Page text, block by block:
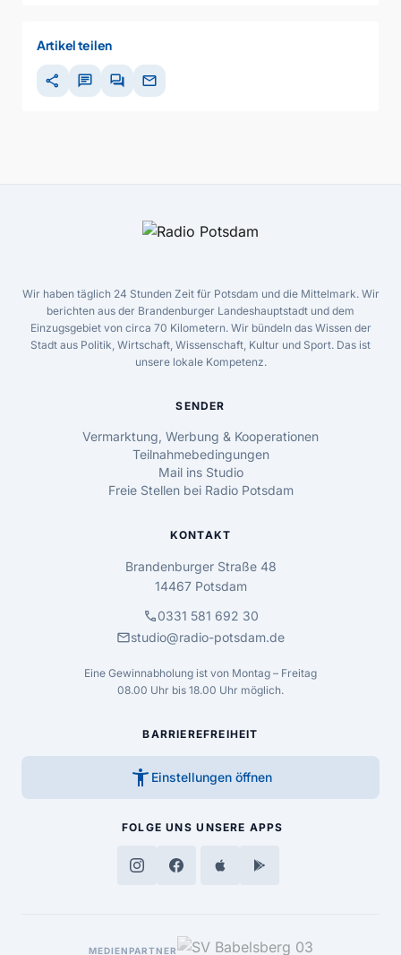
Artikel teilen
share chat forum mail
Wir haben täglich 24 Stunden Zeit für Potsdam und die Mittelmark. Wir
berichten aus der Brandenburger Landeshauptstadt und dem
Einzugsgebiet von circa 70 Kilometern. Wir bündeln das Wissen der
Stadt aus Politik, Wirtschaft, Wissenschaft, Kultur und Sport. Das ist
unsere lokale Kompetenz.
SENDER
Vermarktung, Werbung & Kooperationen
Teilnahmebedingungen
Mail ins Studio
Freie Stellen bei Radio Potsdam
KONTAKT
Brandenburger Straße 48
14467 Potsdam
call0331 581 692 30
mailstudio@radio-potsdam.de
Eine Gewinnabholung ist von Montag – Freitag
08.00 Uhr bis 18.00 Uhr möglich.
BARRIEREFREIHEIT
accessibility_new Einstellungen öffnen
FOLGE UNS UNSERE APPS
MEDIENPARTNER